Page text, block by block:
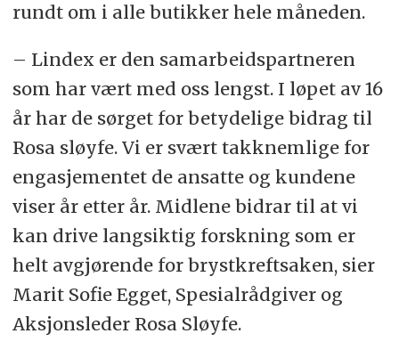
rundt om i alle butikker hele måneden.
– Lindex er den samarbeidspartneren
som har vært med oss lengst. I løpet av 16
år har de sørget for betydelige bidrag til
Rosa sløyfe. Vi er svært takknemlige for
engasjementet de ansatte og kundene
viser år etter år. Midlene bidrar til at vi
kan drive langsiktig forskning som er
helt avgjørende for brystkreftsaken, sier
Marit Sofie Egget, Spesialrådgiver og
Aksjonsleder Rosa Sløyfe.